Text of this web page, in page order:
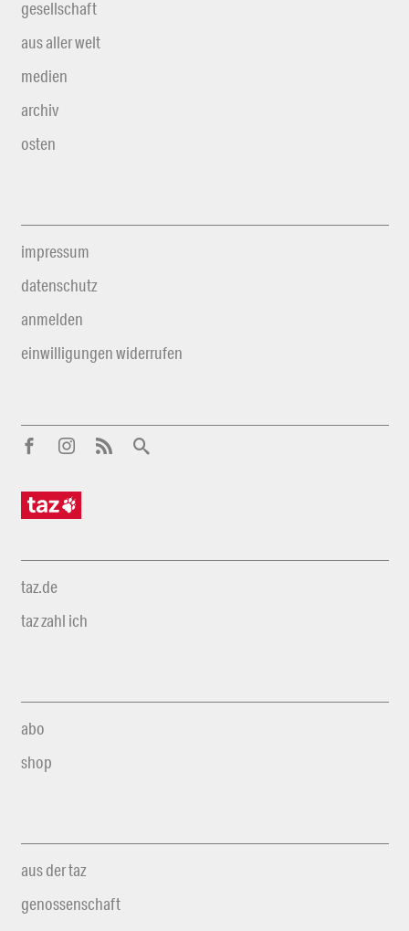
gesellschaft
aus aller welt
medien
archiv
osten
impressum
datenschutz
anmelden
einwilligungen widerrufen
taz.de
taz zahl ich
abo
shop
aus der taz
genossenschaft